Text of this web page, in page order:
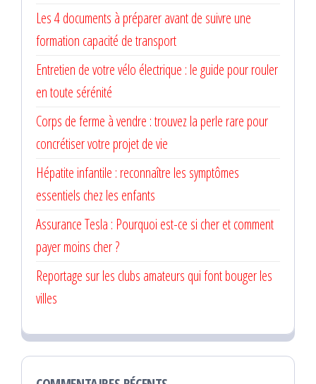
Les 4 documents à préparer avant de suivre une
formation capacité de transport
Entretien de votre vélo électrique : le guide pour rouler
en toute sérénité
Corps de ferme à vendre : trouvez la perle rare pour
concrétiser votre projet de vie
Hépatite infantile : reconnaître les symptômes
essentiels chez les enfants
Assurance Tesla : Pourquoi est-ce si cher et comment
payer moins cher ?
Reportage sur les clubs amateurs qui font bouger les
villes